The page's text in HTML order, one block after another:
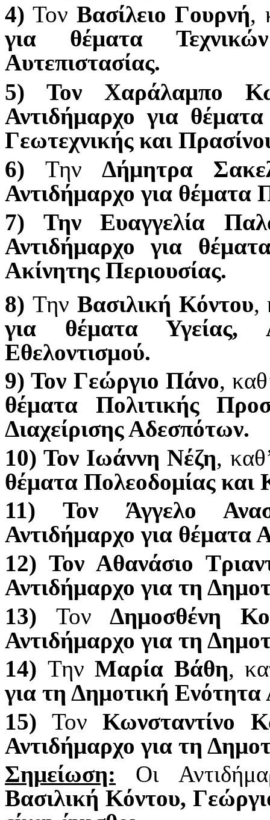
4) ΤονΒασίλειο Γουρνή,
για θέματα
Αυτεπιστασίας.
5) Τον Χαράλαμπο
Αντιδήμαρχο για
Γεωτεχνικής και
6) Την Δήμητρα
Αντιδήμαρχο για θέματα
7) Την Ευαγγελία
Αντιδήμαρχο για
Ακίνητης Περιουσίας.
8) Την Βασιλική Κόντου,
για θέματα
Εθελοντισμού.
9) Τον Γεώργιο Πάνο,
θέματα Πολιτικής
Διαχείρισης Αδεσπότων.
10) Τον Ιωάννη Νέζη,
θέματα Πολεοδομίας και
11) Τον Άγγελο
Αντιδήμαρχο για θέματα
12) Τον Αθανάσιο
Αντιδήμαρχο για τη
13) Τον Δημοσθένη
Αντιδήμαρχο για τη
14) ΤηνΜαρία Βάθη,
για τη Δημοτική Ενότητα
15)ΤονΚωνσταντίνο
Αντιδήμαρχο για τη
Σημείωση:
Οι
Βασιλική Κόντου,